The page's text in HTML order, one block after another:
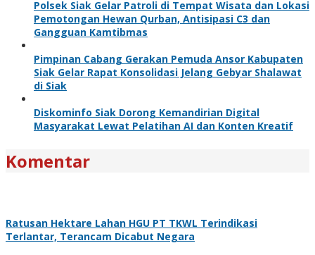
Polsek Siak Gelar Patroli di Tempat Wisata dan Lokasi
Pemotongan Hewan Qurban, Antisipasi C3 dan
Gangguan Kamtibmas
Pimpinan Cabang Gerakan Pemuda Ansor Kabupaten
Siak Gelar Rapat Konsolidasi Jelang Gebyar Shalawat
di Siak
Diskominfo Siak Dorong Kemandirian Digital
Masyarakat Lewat Pelatihan AI dan Konten Kreatif
Komentar
Ratusan Hektare Lahan HGU PT TKWL Terindikasi
Terlantar, Terancam Dicabut Negara